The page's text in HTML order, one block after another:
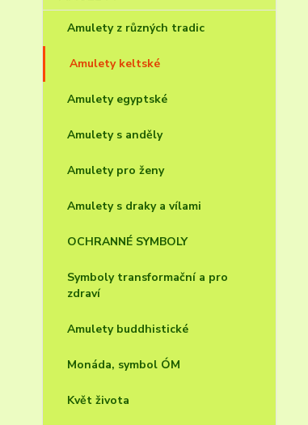
Amulety z různých tradic
Amulety keltské
Amulety egyptské
Amulety s anděly
Amulety pro ženy
Amulety s draky a vílami
OCHRANNÉ SYMBOLY
Symboly transformační a pro
zdraví
Amulety buddhistické
Monáda, symbol ÓM
Květ života